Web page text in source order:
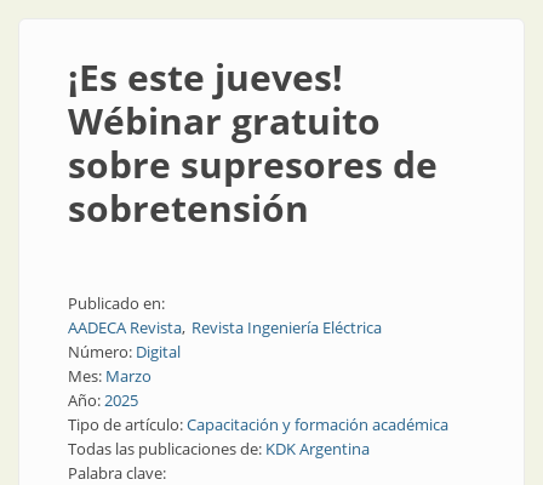
¡Es este jueves!
Wébinar gratuito
sobre supresores de
sobretensión
Publicado en:
AADECA Revista Revista Ingeniería Eléctrica
Número: Digital
Mes: Marzo
Año:2025
Tipo de artículo:Capacitación y formación académica
Todas las publicaciones de: KDK Argentina
Palabra clave: